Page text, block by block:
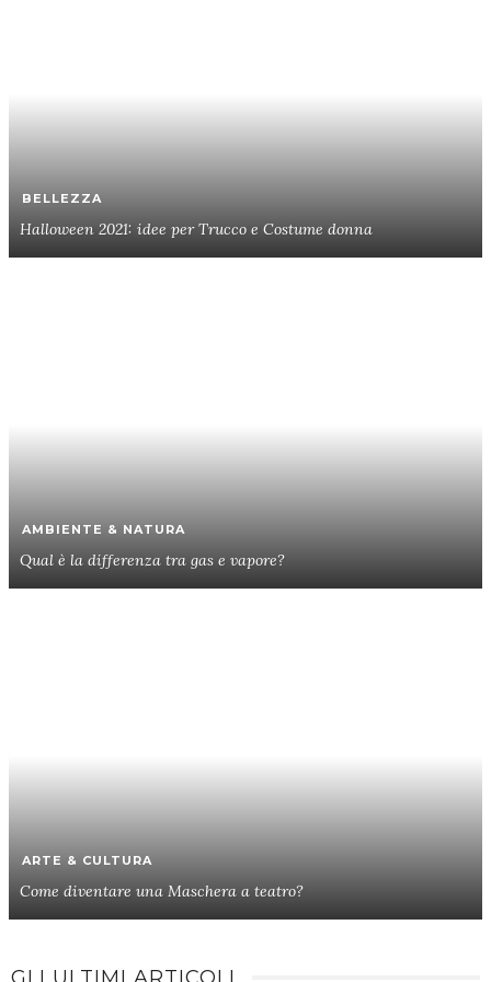
BELLEZZA
Halloween 2021: idee per Trucco e Costume donna
AMBIENTE & NATURA
Qual è la differenza tra gas e vapore?
ARTE & CULTURA
Come diventare una Maschera a teatro?